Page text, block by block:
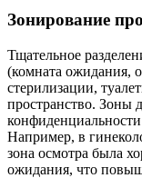
Зонирование
Тщательное
(комната ожидания,
стерилизации,
пространство. Зоны
Например, в
зона осмотра была
ожидания, что